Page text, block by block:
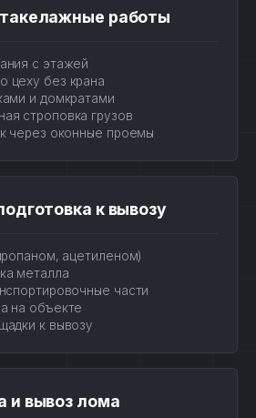
работы
с этажей
цеху без крана
и домкратами
строповка грузов
через оконные проемы
к вывозу
ацетиленом)
металла
части
на объекте
к вывозу
и вывоз лома